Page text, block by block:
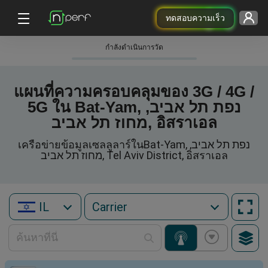
ทดสอบความเร็ว
กําลังดําเนินการวัด
แผนที่ความครอบคลุมของ 3G / 4G /
5G ใน Bat-Yam, נפת תל אביב,
מחוז תל אביב, อิสราเอล
เครือข่ายข้อมูลเซลลูลาร์ในBat-Yam, נפת תל אביב,
מחוז תל אביב, Tel Aviv District, อิสราเอล
IL